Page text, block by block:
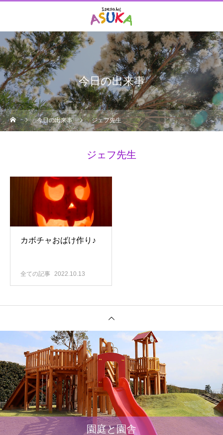
今日の出来事
今日の出来事 ジェフ先生
ジェフ先生
カボチャおばけ作り♪
全ての記事 2022.10.13
園庭と園舎